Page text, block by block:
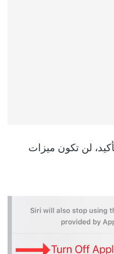
لن تكون ميزات